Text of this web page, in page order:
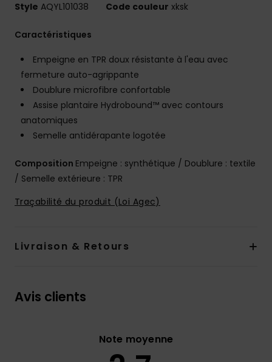
Style AQYL101038 Code couleur xksk
Caractéristiques
Empeigne en TPR doux résistante à l'eau avec
fermeture auto-agrippante
Doublure microfibre confortable
Assise plantaire Hydrobound™ avec contours
anatomiques
Semelle antidérapante logotée
Composition Empeigne : synthétique / Doublure : textile
/ Semelle extérieure : TPR
Traçabilité du produit (Loi Agec)
Livraison & Retours
Avis clients
Note moyenne